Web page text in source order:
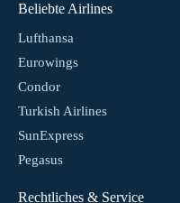
Beliebte Airlines
Lufthansa
Eurowings
Condor
Turkish Airlines
SunExpress
Pegasus
Rechtliches & Service